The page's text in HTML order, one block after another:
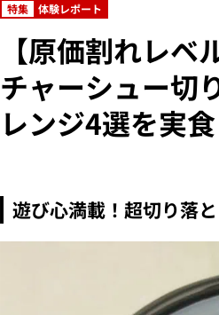
特集 体験レポート
【原価割れレ
チャーシュー切
レンジ4選を実
遊び心満載！超切り落